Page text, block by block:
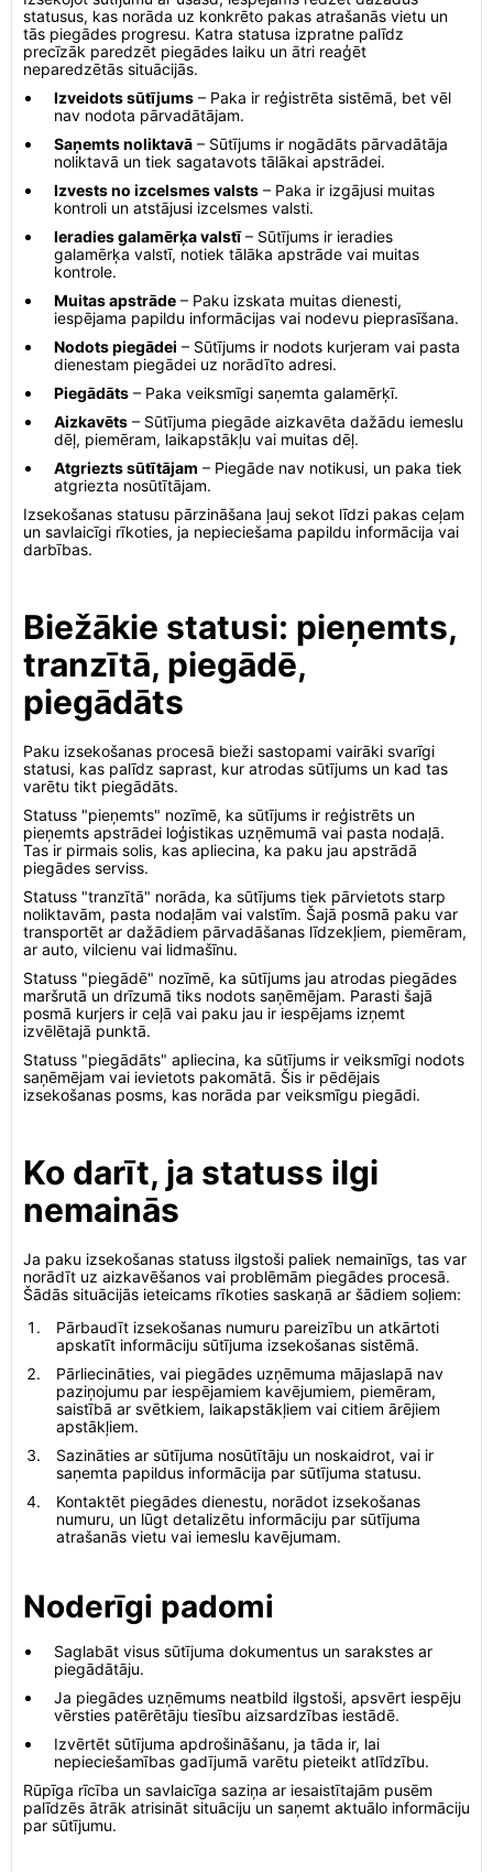
statusus, kas norāda uz konkrēto pakas atrašanās vietu un
tās piegādes progresu. Katra statusa izpratne palīdz
precīzāk paredzēt piegādes laiku un ātri reaģēt
neparedzētās situācijās.
Izveidots sūtījums – Paka ir reģistrēta sistēmā, bet vēl
nav nodota pārvadātājam.
Saņemts noliktavā – Sūtījums ir nogādāts pārvadātāja
noliktavā un tiek sagatavots tālākai apstrādei.
Izvests no izcelsmes valsts – Paka ir izgājusi muitas
kontroli un atstājusi izcelsmes valsti.
Ieradies galamērķa valstī– Sūtījums ir ieradies
galamērķa valstī, notiek tālāka apstrāde vai muitas
kontrole.
Muitas apstrāde – Paku izskata muitas dienesti,
iespējama papildu informācijas vai nodevu pieprasīšana.
Nodots piegādei – Sūtījums ir nodots kurjeram vai pasta
dienestam piegādei uz norādīto adresi.
Piegādāts – Paka veiksmīgi saņemta galamērķī.
Aizkavēts – Sūtījuma piegāde aizkavēta dažādu iemeslu
dēļ, piemēram, laikapstākļu vai muitas dēļ.
Atgriezts sūtītājam – Piegāde nav notikusi, un paka tiek
atgriezta nosūtītājam.
Izsekošanas statusu pārzināšana ļauj sekot līdzi pakas ceļam
un savlaicīgi rīkoties, ja nepieciešama papildu informācija vai
darbības.
Biežākie statusi: pieņemts,
tranzītā, piegādē,
piegādāts
Paku izsekošanas procesā bieži sastopami vairāki svarīgi
statusi, kas palīdz saprast, kur atrodas sūtījums un kad tas
varētu tikt piegādāts.
Statuss "pieņemts" nozīmē, ka sūtījums ir reģistrēts un
pieņemts apstrādei loģistikas uzņēmumā vai pasta nodaļā.
Tas ir pirmais solis, kas apliecina, ka paku jau apstrādā
piegādes serviss.
Statuss "tranzītā" norāda, ka sūtījums tiek pārvietots starp
noliktavām, pasta nodaļām vai valstīm. Šajā posmā paku var
transportēt ar dažādiem pārvadāšanas līdzekļiem, piemēram,
ar auto, vilcienu vai lidmašīnu.
Statuss "piegādē" nozīmē, ka sūtījums jau atrodas piegādes
maršrutā un drīzumā tiks nodots saņēmējam. Parasti šajā
posmā kurjers ir ceļā vai paku jau ir iespējams izņemt
izvēlētajā punktā.
Statuss "piegādāts" apliecina, ka sūtījums ir veiksmīgi nodots
saņēmējam vai ievietots pakomātā. Šis ir pēdējais
izsekošanas posms, kas norāda par veiksmīgu piegādi.
Ko darīt, ja statuss ilgi
nemainās
Ja paku izsekošanas statuss ilgstoši paliek nemainīgs, tas var
norādīt uz aizkavēšanos vai problēmām piegādes procesā.
Šādās situācijās ieteicams rīkoties saskaņā ar šādiem soļiem:
Pārbaudīt izsekošanas numuru pareizību un atkārtoti
apskatīt informāciju sūtījuma izsekošanas sistēmā.
Pārliecināties, vai piegādes uzņēmuma mājaslapā nav
paziņojumu par iespējamiem kavējumiem, piemēram,
saistībā ar svētkiem, laikapstākļiem vai citiem ārējiem
apstākļiem.
Sazināties ar sūtījuma nosūtītāju un noskaidrot, vai ir
saņemta papildus informācija par sūtījuma statusu.
Kontaktēt piegādes dienestu, norādot izsekošanas
numuru, un lūgt detalizētu informāciju par sūtījuma
atrašanās vietu vai iemeslu kavējumam.
Noderīgi padomi
Saglabāt visus sūtījuma dokumentus un sarakstes ar
piegādātāju.
Ja piegādes uzņēmums neatbild ilgstoši, apsvērt iespēju
vērsties patērētāju tiesību aizsardzības iestādē.
Izvērtēt sūtījuma apdrošināšanu, ja tāda ir, lai
nepieciešamības gadījumā varētu pieteikt atlīdzību.
Rūpīga rīcība un savlaicīga saziņa ar iesaistītajām pusēm
palīdzēs ātrāk atrisināt situāciju un saņemt aktuālo informāciju
par sūtījumu.